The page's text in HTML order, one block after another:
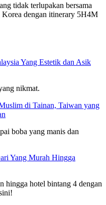
tidak terlupakan bersama
Korea dengan itinerary 5H4M
Yang Estetik dan Asik
nikmat.
di Tainan, Taiwan yang
boba yang manis dan
Yang Murah Hingga
hingga hotel bintang 4 dengan